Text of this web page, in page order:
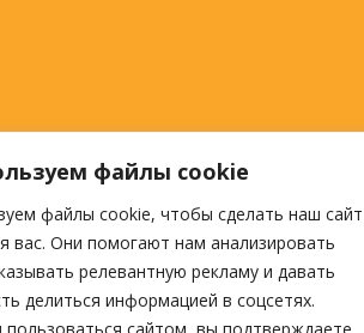
файлы cookie
файлы cookie, чтобы сделать наш сайт
вас. Они помогают нам анализировать
релевантную рекламу и давать
делиться информацией в соцсетях.